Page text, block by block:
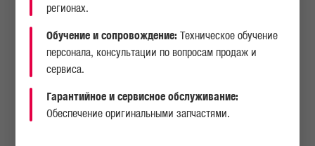
УВАЖАЕМЫЕ ПАРТНЕРЫ!
регионах.
Обучение и сопровождение: Техническое обучение
персонала, консультации по вопросам продаж и
сервиса.
Гарантийное и сервисное обслуживание:
Обеспечение оригинальными запчастями.